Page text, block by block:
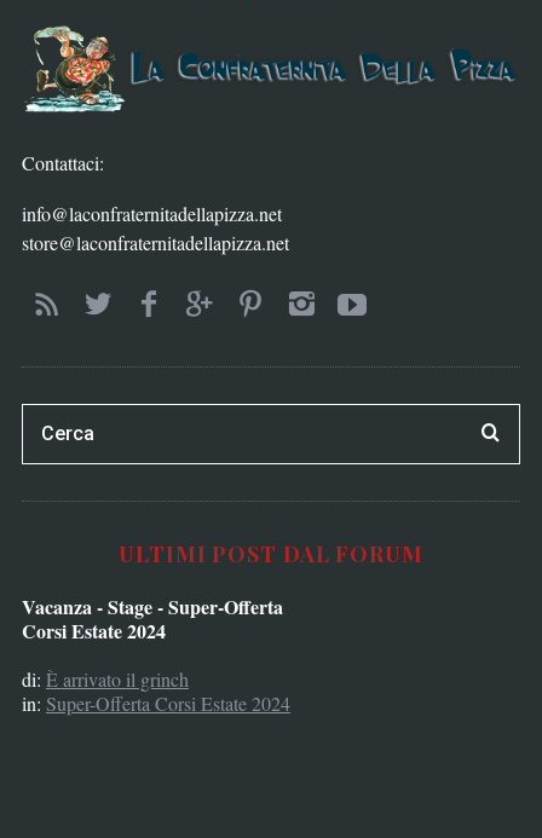
Contattaci:
info@laconfraternitadellapizza.net
store@laconfraternitadellapizza.net
ULTIMI POST DAL FORUM
Vacanza - Stage - Super-Offerta
Corsi Estate 2024
di: È arrivato il grinch
in: Super-Offerta Corsi Estate 2024